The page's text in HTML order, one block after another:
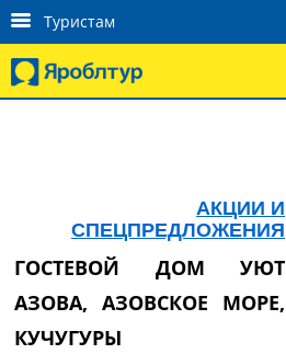
Туристам
АКЦИИ И
СПЕЦПРЕДЛОЖЕНИЯ
ГОСТЕВОЙ ДОМ УЮТ
АЗОВА, АЗОВСКОЕ МОРЕ,
КУЧУГУРЫ